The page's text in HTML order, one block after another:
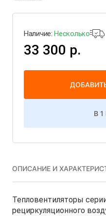
Наличие: Несколько
33 300 р.
В
ОПИСАНИЕ И
Тепловентиляторы
рециркуляционного